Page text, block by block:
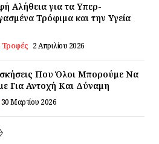
Αλήθεια για τα Υπερ-
Τρόφιμα και την Υγεία
Τροφές 2 Απριλίου 2026
Που Όλοι Μπορούμε Να
Για Αντοχή Και Δύναμη
30 Μαρτίου 2026